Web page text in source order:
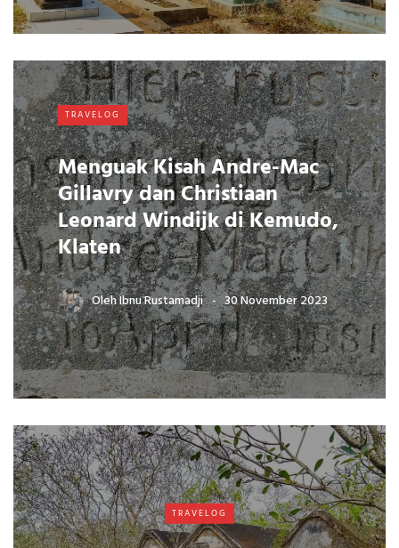
TRAVELOG
Menguak Kisah Andre-Mac
Gillavry dan Christiaan
Leonard Windijk di Kemudo,
Klaten
OlehIbnu Rustamadji 30 November 2023
TRAVELOG